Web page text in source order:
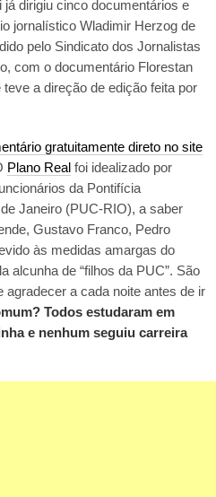
dirigiu cinco documentários e
jornalístico Wladimir Herzog de
pelo Sindicato dos Jornalistas
com o documentário Florestan
a direção de edição feita por
gratuitamente direto no site
Plano Real foi idealizado por
da Pontifícia
Janeiro (PUC-RIO), a saber
Gustavo Franco, Pedro
às medidas amargas do
alcunha de “filhos da PUC”. São
a cada noite antes de ir
Todos estudaram em
e nenhum seguiu carreira